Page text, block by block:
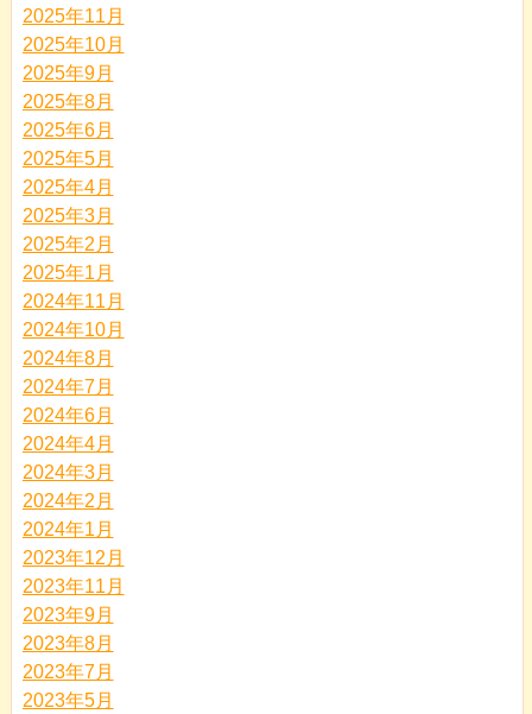
2025年11月
2025年10月
2025年9月
2025年8月
2025年6月
2025年5月
2025年4月
2025年3月
2025年2月
2025年1月
2024年11月
2024年10月
2024年8月
2024年7月
2024年6月
2024年4月
2024年3月
2024年2月
2024年1月
2023年12月
2023年11月
2023年9月
2023年8月
2023年7月
2023年5月